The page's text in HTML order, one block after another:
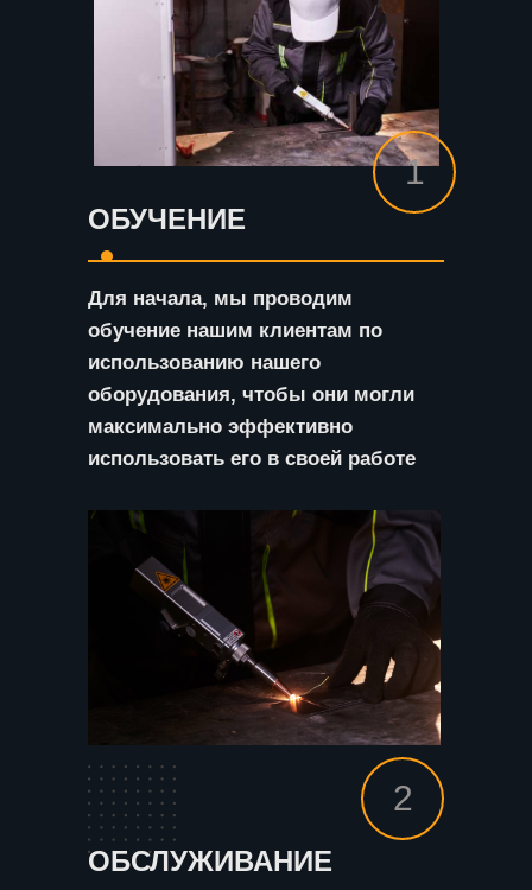
2
ОБУЧЕНИЕ
Для начала, мы проводим
обучение нашим клиентам по
использованию нашего
оборудования, чтобы они могли
максимально эффективно
использовать его в своей работе
1
ОБСЛУЖИВАНИЕ